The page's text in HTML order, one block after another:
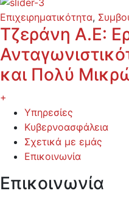
Επιχειρηματικότητα,
Τζεράνη Α.Ε:
και Πολύ
+
Υπηρεσίες
Κυβερνοασφάλεια
Σχετικά με εμάς
Επικοινωνία
Επικοινωνία